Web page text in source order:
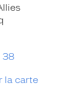
38
la carte